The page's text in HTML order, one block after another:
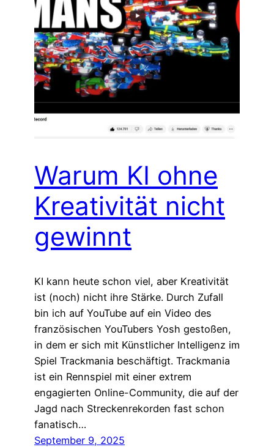
Warum KI ohne
Kreativität nicht
gewinnt
KI kann heute schon viel, aber Kreativität
ist (noch) nicht ihre Stärke. Durch Zufall
bin ich auf YouTube auf ein Video des
französischen YouTubers Yosh gestoßen,
in dem er sich mit Künstlicher Intelligenz im
Spiel Trackmania beschäftigt. Trackmania
ist ein Rennspiel mit einer extrem
engagierten Online-Community, die auf der
Jagd nach Streckenrekorden fast schon
fanatisch…
September 9, 2025